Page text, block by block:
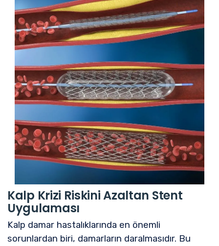
Kalp Krizi Riskini Azaltan Stent
Uygulaması
Kalp damar hastalıklarında en önemli
sorunlardan biri, damarların daralmasıdır. Bu